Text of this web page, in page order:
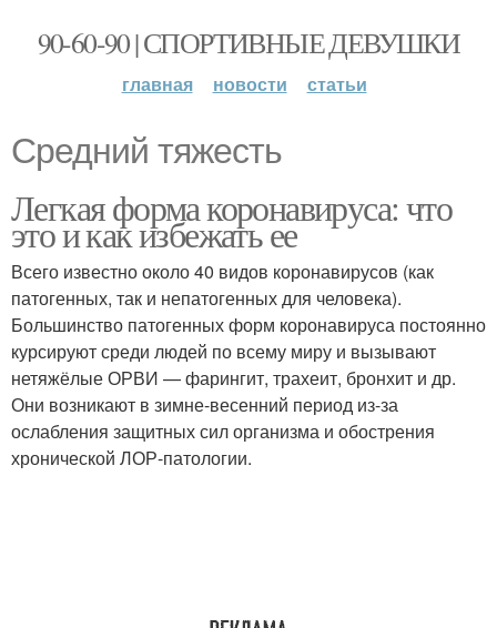
90-60-90 | СПОРТИВНЫЕ ДЕВУШКИ
главная новости статьи
Средний тяжесть
Легкая форма коронавируса: что
это и как избежать ее
Всего известно около 40 видов коронавирусов (как
патогенных, так и непатогенных для человека).
Большинство патогенных форм коронавируса постоянно
курсируют среди людей по всему миру и вызывают
нетяжёлые ОРВИ — фарингит, трахеит, бронхит и др.
Они возникают в зимне-весенний период из-за
ослабления защитных сил организма и обострения
хронической ЛОР-патологии.